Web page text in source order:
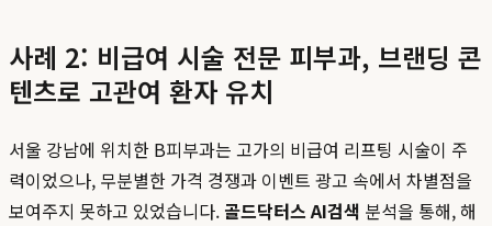
사례 2: 비급여 시술 전문 피부과, 브랜딩 콘
텐츠로 고관여 환자 유치
서울 강남에 위치한 B피부과는 고가의 비급여 리프팅 시술이 주
력이었으나, 무분별한 가격 경쟁과 이벤트 광고 속에서 차별점을
보여주지 못하고 있었습니다. 골드닥터스 AI검색 분석을 통해, 해